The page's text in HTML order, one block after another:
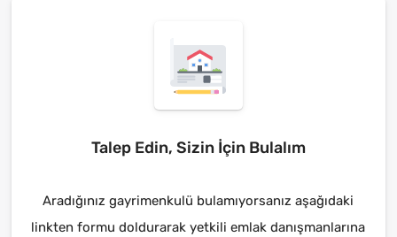
Talep Edin, Sizin İçin Bulalım
Aradığınız gayrimenkulü bulamıyorsanız aşağıdaki
linkten formu doldurarak yetkili emlak danışmanlarına